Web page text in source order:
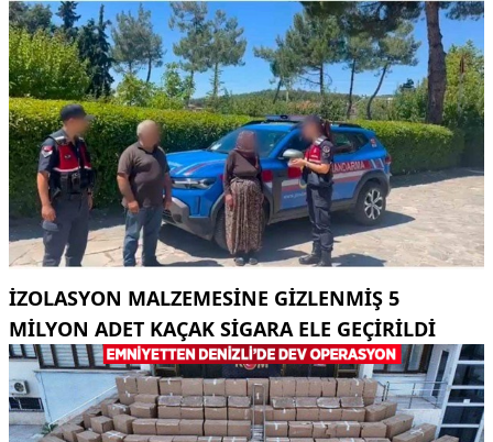
İZOLASYON MALZEMESINE GIZLENMIŞ 5
MILYON ADET KAÇAK SIGARA ELE GEÇIRILDI